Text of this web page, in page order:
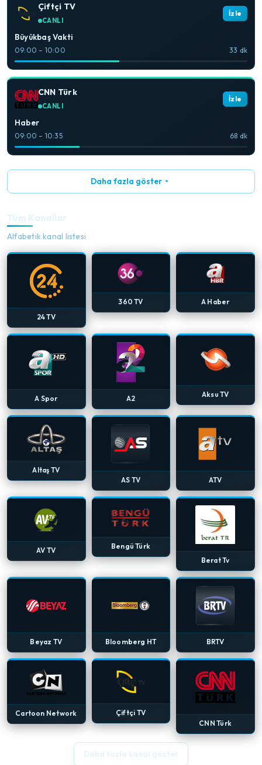
Çiftçi TV
CANLI
İzle
Büyükbaş Vakti
09:00 – 10:00 33 dk
CNN Türk
CANLI
İzle
Haber
09:00 – 10:35 68 dk
Daha fazla göster
Tüm Kanallar
Alfabetik kanal listesi
24 TV
360 TV A Haber
A Spor A2 Aksu TV
Altaş TV
AS TV
ATV
AV TV
Bengü Türk
Berat Tv
Beyaz TV Bloomberg HT BRTV
Cartoon Network
Çiftçi TV
CNN Türk
Daha fazla kanal göster